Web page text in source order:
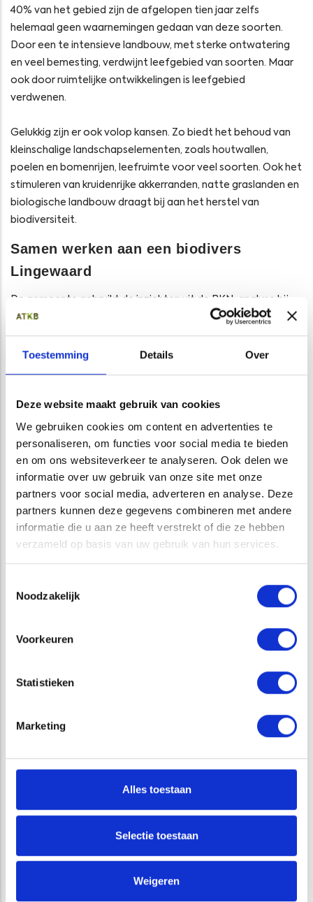
Toestemming Details Over
Deze website maakt gebruik van cookies
We gebruiken cookies om content en advertenties te
personaliseren, om functies voor social media te bieden
en om ons websiteverkeer te analyseren. Ook delen we
informatie over uw gebruik van onze site met onze
partners voor social media, adverteren en analyse. Deze
partners kunnen deze gegevens combineren met andere
informatie die u aan ze heeft verstrekt of die ze hebben
verzameld op basis van uw gebruik van hun services.
Noodzakelijk
Voorkeuren
Statistieken
Marketing
Alles toestaan
Selectie toestaan
Weigeren
40% van het gebied zijn de afgelopen tien jaar zelfs
helemaal geen waarnemingen gedaan van deze soorten.
Door een te intensieve landbouw, met sterke ontwatering
en veel bemesting, verdwijnt leefgebied van soorten. Maar
ook door ruimtelijke ontwikkelingen is leefgebied
verdwenen.
Gelukkig zijn er ook volop kansen. Zo biedt het behoud van
kleinschalige landschapselementen, zoals houtwallen,
poelen en bomenrijen, leefruimte voor veel soorten. Ook het
stimuleren van kruidenrijke akkerranden, natte graslanden en
biologische landbouw draagt bij aan het herstel van
biodiversiteit.
Samen werken aan een biodivers
Lingewaard
De gemeente gebruikt de inzichten uit de BKN-analyse bij
het opstellen van het Omgevingsprogramma Natuur en
Landschap. Met bewoners, agrariërs en natuurorganisaties
wordt gewerkt aan concrete maatregelen voor een groene,
Meer weten over Basiskwaliteit Natuur?
Deze analyse maakt deel uit van onze brede expertise op
het gebied van Basiskwaliteit Natuur. We ondersteunen
overheden, natuurorganisaties en gebiedsontwikkelaars bij
het in kaart brengen én verbeteren van leefomstandigheden
voor algemene soorten.
👉 Neem contact met ons op voor advies of samenwerking.
DIENSTEN
NATUURBEHEER EN -BELEID